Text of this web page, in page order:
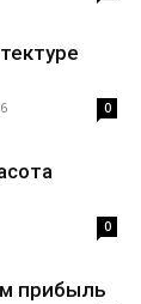
0
0
прибыль